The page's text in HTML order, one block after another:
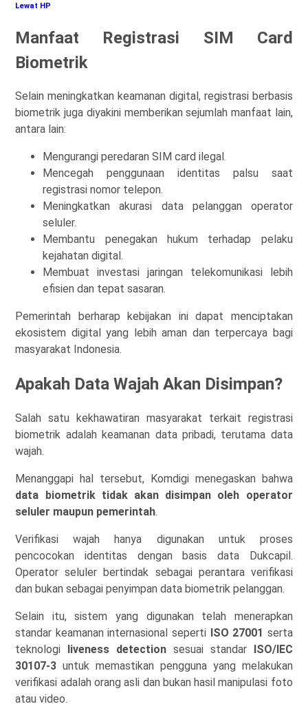
Lewat HP
Manfaat Registrasi SIM Card
Biometrik
Selain meningkatkan keamanan digital, registrasi berbasis
biometrik juga diyakini memberikan sejumlah manfaat lain,
antara lain:
Mengurangi peredaran SIM card ilegal.
Mencegah penggunaan identitas palsu saat
registrasi nomor telepon.
Meningkatkan akurasi data pelanggan operator
seluler.
Membantu penegakan hukum terhadap pelaku
kejahatan digital.
Membuat investasi jaringan telekomunikasi lebih
efisien dan tepat sasaran.
Pemerintah berharap kebijakan ini dapat menciptakan
ekosistem digital yang lebih aman dan terpercaya bagi
masyarakat Indonesia.
Apakah Data Wajah Akan Disimpan?
Salah satu kekhawatiran masyarakat terkait registrasi
biometrik adalah keamanan data pribadi, terutama data
wajah.
Menanggapi hal tersebut, Komdigi menegaskan bahwa
data biometrik tidak akan disimpan oleh operator
seluler maupun pemerintah.
Verifikasi wajah hanya digunakan untuk proses
pencocokan identitas dengan basis data Dukcapil.
Operator seluler bertindak sebagai perantara verifikasi
dan bukan sebagai penyimpan data biometrik pelanggan.
Selain itu, sistem yang digunakan telah menerapkan
standar keamanan internasional seperti ISO 27001 serta
teknologi
liveness detection sesuai standar
ISO/IEC
30107-3 untuk memastikan pengguna yang melakukan
verifikasi adalah orang asli dan bukan hasil manipulasi foto
atau video.